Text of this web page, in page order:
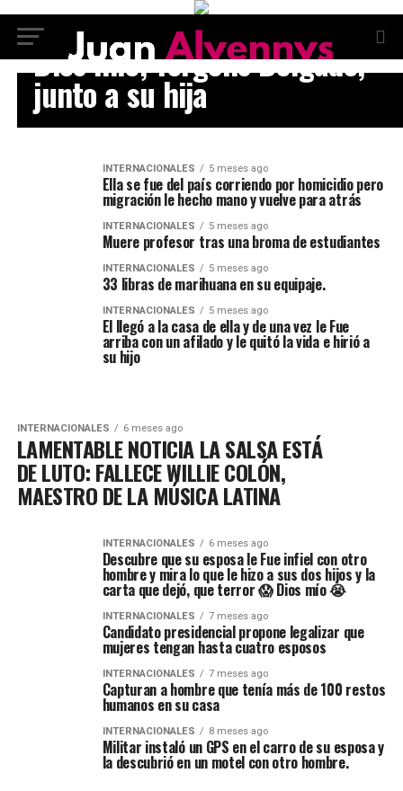
Dios mío, Yorgelis Delgado,
junto a su hija
INTERNACIONALES 5 meses ago
Ella se fue del país corriendo por homicidio pero
migración le hecho mano y vuelve para atrás
INTERNACIONALES 5 meses ago
Muere profesor tras una broma de estudiantes
INTERNACIONALES 5 meses ago
33 libras de marihuana en su equipaje.
INTERNACIONALES 5 meses ago
El llegó a la casa de ella y de una vez le Fue
arriba con un afilado y le quitó la vida e hirió a
su hijo
INTERNACIONALES 6 meses ago
LAMENTABLE NOTICIA LA SALSA ESTÁ
DE LUTO: FALLECE WILLIE COLÓN,
MAESTRO DE LA MÚSICA LATINA
INTERNACIONALES 6 meses ago
Descubre que su esposa le Fue infiel con otro
hombre y mira lo que le hizo a sus dos hijos y la
carta que dejó, que terror 😱 Dios mío 😭
INTERNACIONALES 7 meses ago
Candidato presidencial propone legalizar que
mujeres tengan hasta cuatro esposos
INTERNACIONALES 7 meses ago
Capturan a hombre que tenía más de 100 restos
humanos en su casa
INTERNACIONALES 8 meses ago
Militar instaló un GPS en el carro de su esposa y
la descubrió en un motel con otro hombre.